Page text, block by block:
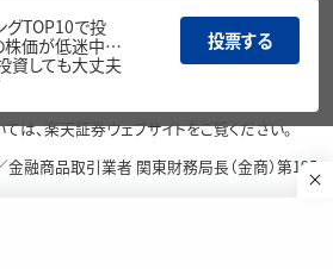
社提供の画像生成AI「Firefly」を使用して
て
は、楽天証券ウェブサイトをご覧ください。
融商品取引業者 関東財務局長（金商）第195
グTOP10で投
株価が低迷中…
資しても大丈夫
投票する